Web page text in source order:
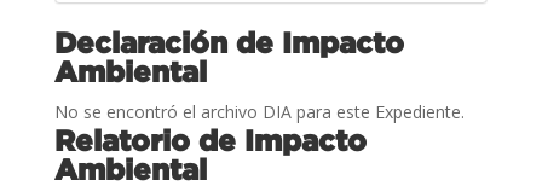
Declaración de Impacto
Ambiental
No se encontró el archivo DIA para este Expediente.
Relatorio de Impacto
Ambiental